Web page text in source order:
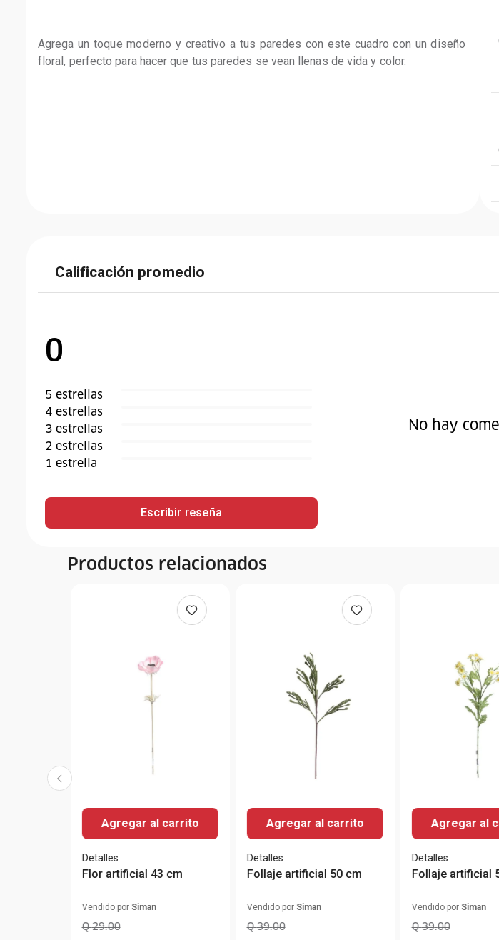
Agrega un toque moderno y creativo a tus paredes con este cuadro con un diseño
floral, perfecto para hacer que tus paredes se vean llenas de vida y color.
Calificación promedio
0
5 estrellas
4 estrellas
3 estrellas
2 estrellas
1 estrella
Escribir reseña
No hay
Productos relacionados
Agregar al carrito
Detalles
Flor artificial 43 cm
Vendido por Siman
Q 29.00
Agregar al carrito
Detalles
Follaje artificial 50 cm
Vendido por Siman
Q 39.00
Agregar al
Detalles
Follaje artificial
Vendido por Siman
Q 39.00